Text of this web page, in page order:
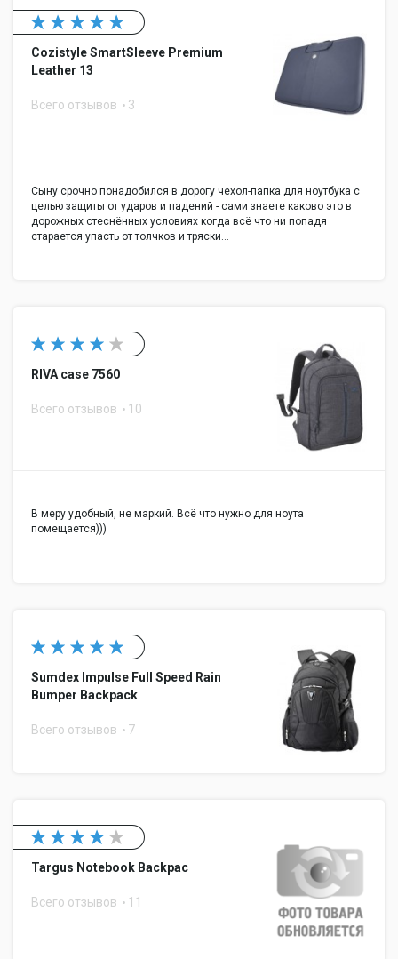
Cozistyle SmartSleeve Premium
Leather 13
Всего отзывов 3
Сыну срочно понадобился в дорогу чехол-папка для ноутбука с
целью защиты от ударов и падений - сами знаете каково это в
дорожных стеснённых условиях когда всё что ни попадя
старается упасть от толчков и тряски…
RIVA case 7560
Всего отзывов 10
В меру удобный, не маркий. Всё что нужно для ноута
помещается)))
Sumdex Impulse Full Speed Rain
Bumper Backpack
Всего отзывов 7
Targus Notebook Backpac
Всего отзывов 11